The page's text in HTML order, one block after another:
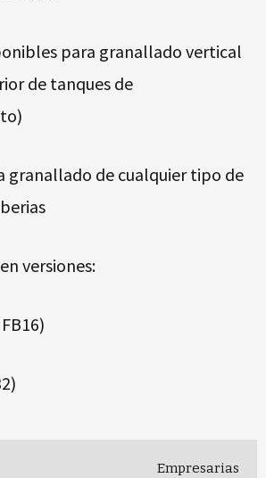
para granallado vertical
de tanques de
granallado de cualquier tipo de
versiones:
Empresarias